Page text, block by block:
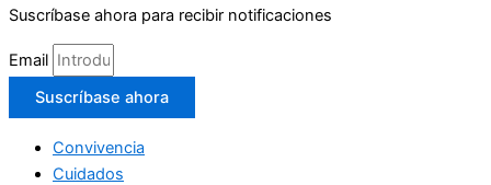
Suscríbase ahora para recibir notificaciones
Email
Suscríbase ahora
Convivencia
Cuidados